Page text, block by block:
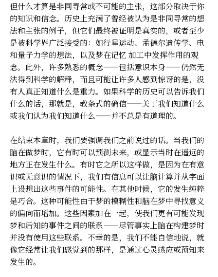
但什么才算是非同寻常或不可能的主张，这部分取决于你
的知识和信念。历史上充满了曾经被认为是非同寻常的想
法和主张的例子，但它们最终被证明是真实的，或者至少
是被科学界广泛接受的：如行星运动、孟德尔遗传学、电
和量子力学的想法，以及梦在记忆 加工中发挥作用的观
念。此外，许多熟悉的概念——包括意识本身——仍然无
法得到科学的解释，而且可能让许多人感到惊讶的是，没
有人真正知道什么是重力。如果科学的历史可以告诉我们
什么的话，那就是，教条式的确信——关于我们知道什么
或我们认为我们知道什么——并不总是有道理的。
在结束本章时，我们要强调我们之前说过的话。当我们的
脑在做梦时，它有时可以预测未来，或显示当时在遥远的
地方正在发生什么。有时它之所以这样做，是因为在有意
识或无意识的情况下，我们有信息可以让脑计算并从字面
上设想出这些事件的可能性。在其他时候，它的发生纯粹
是巧合。这种可能性由于梦的模糊性和脑在梦中寻找意义
的偏向而增加。这些因素加在一起，使我们更有可能发现
梦和后知的事件之间的联系——尽管事实上脑在构建梦时
并没有使用这些联系。不幸的是，我们不能自信地说，就
像它经常让我们感觉到的那样，是通过心灵感应或预知来
发生的。